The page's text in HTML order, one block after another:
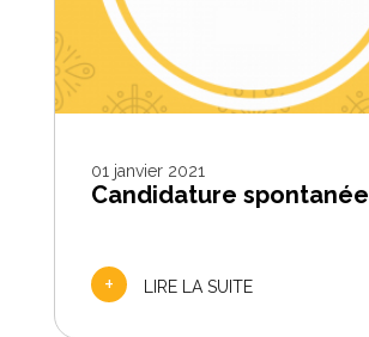
01 janvier 2021
Candidature spontanée
+ LIRE LA SUITE